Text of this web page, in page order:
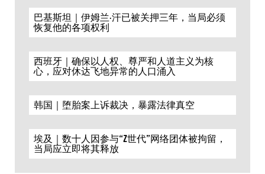
巴基斯坦｜伊姆兰·汗已被关押三年，当局必须
恢复他的各项权利
西班牙｜确保以人权、尊严和人道主义为核
心，应对休达飞地异常的人口涌入
韩国｜堕胎案上诉裁决，暴露法律真空
埃及｜数十人因参与“Z世代”网络团体被拘留，
当局应立即将其释放